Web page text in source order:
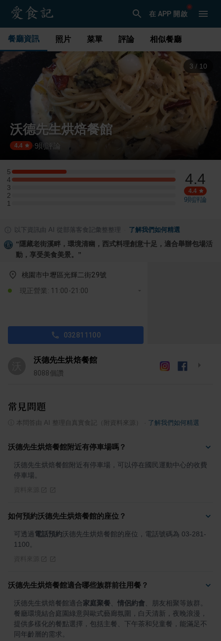
在 APP 開啟
餐廳資訊 照片 菜單 評論 相似餐廳
3 / 10
沃德先生烘焙餐館
4.4 ·9則評論
5
5 星：1 則評論
4
4 星：3 則評論
3
3 星：0 則評論
2
2 星：0 則評論
1
1 星：0 則評論
4.4
4.4
9則評論
以下資訊由 AI 從部落客食記彙整整理 了解我們如何精選
“隱藏老街溪畔，環境清幽，西式料理創意十足，適合舉辦包場活
動，享受美食美景。 ”
桃園市中壢區光輝二街29號
現正營業: 11:00-21:00
032811100
沃德先生烘焙餐館
8088個讚
常見問題
本問答由 AI 整理自真實食記（附資料來源） 了解我們如何精選
沃德先生烘焙餐館附近有停車場嗎？
沃德先生烘焙餐館附近有停車場，可以停在國民運動中心的收費
停車場。
如何預約沃德先生烘焙餐館的座位？
可透過電話預約沃德先生烘焙餐館的座位，電話號碼為 03-281-
1100。
沃德先生烘焙餐館適合哪些族群前往用餐？
沃德先生烘焙餐館適合家庭聚餐 情侶約會 、朋友相聚等族群。
餐廳環境結合庭園綠意與歐式藝廊氛圍，白天清新，夜晚浪漫，
提供多樣化的餐點選擇，包括主餐、下午茶和兒童餐，能滿足不
同年齡層的需求。